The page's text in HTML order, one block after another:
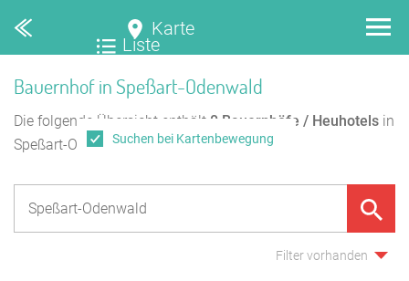
Karte
Liste
Bauernhof in Speßart-Odenwald
Die folgende Übersicht enthält 0 Bauernhöfe / Heuhotels in
Speßart-Odenwald.
Filter vorhanden
Suchen bei Kartenbewegung